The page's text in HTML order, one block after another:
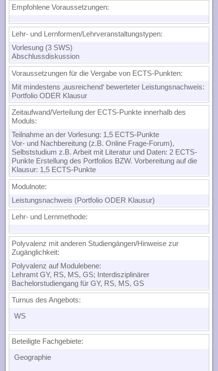
Empfohlene Voraussetzungen:
Lehr- und Lernformen/Lehrveranstaltungstypen:
Vorlesung (3 SWS)
Abschlussdiskussion
Voraussetzungen für die Vergabe von ECTS-Punkten:
Mit mindestens ‚ausreichend‘ bewerteter Leistungsnachweis:
Portfolio ODER Klausur
Zeitaufwand/Verteilung der ECTS-Punkte innerhalb des
Moduls:
Teilnahme an der Vorlesung: 1,5 ECTS-Punkte
Vor- und Nachbereitung (z.B. Online Frage-Forum),
Selbststudium z.B. Arbeit mit Literatur und Daten: 2 ECTS-
Punkte Erstellung des Portfolios BZW. Vorbereitung auf die
Klausur: 1,5 ECTS-Punkte
Modulnote:
Leistungsnachweis (Portfolio ODER Klausur)
Lehr- und Lernmethode:
Polyvalenz mit anderen Studiengängen/Hinweise zur
Zugänglichkeit:
Polyvalenz auf Modulebene:
Lehramt GY, RS, MS, GS; Interdisziplinärer
Bachelorstudiengang für GY, RS, MS, GS
Turnus des Angebots:
WS
Beteiligte Fachgebiete:
Geographie